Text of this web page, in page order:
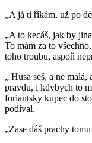
„A já ti říkám, už po
„A to kecáš, jak by
To mám za to
toho troubu, aspoň
„ Husa seš, a ne
pravdu, i kdybych to
furiantsky kupec do
podíval.
„Zase dáš prachy